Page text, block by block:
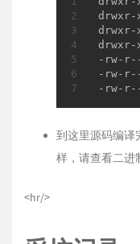
-rw-
-rw-
-rw-
到这里源码编译
样，请查看二进
<hr/>